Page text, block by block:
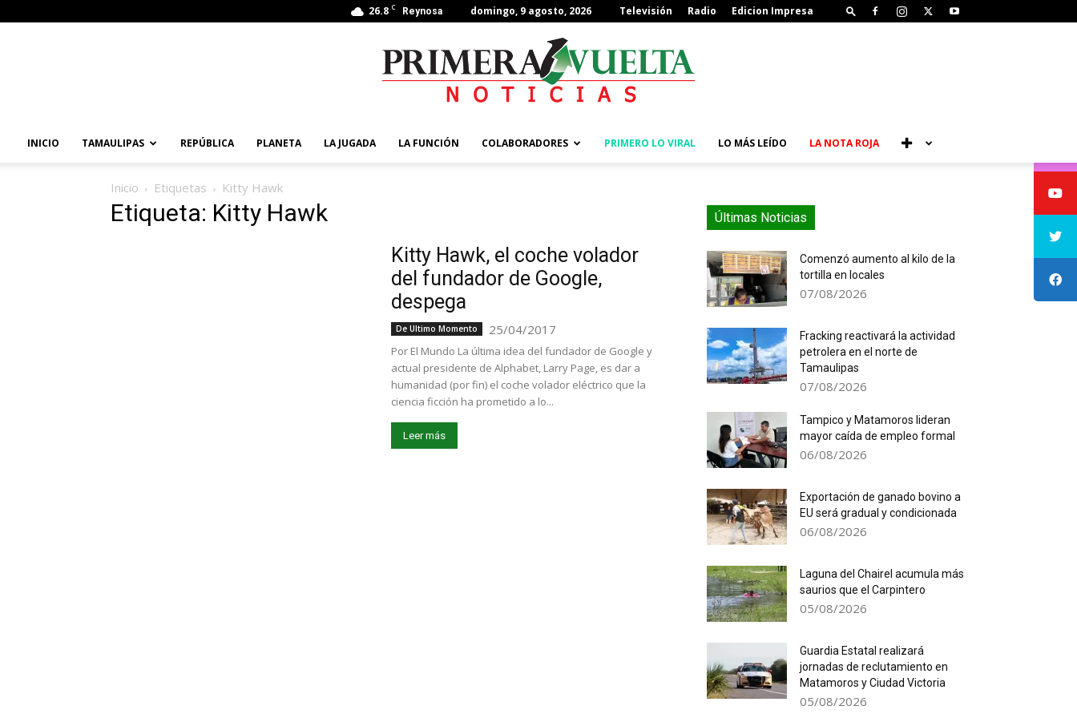
26.8 C Reynosa domingo, 9 agosto, 2026 Televisión Radio Edicion Impresa
INICIO TAMAULIPAS REPÚBLICA PLANETA LA JUGADA LA FUNCIÓN COLABORADORES PRIMERO LO VIRAL LO MÁS LEÍDO LA NOTA ROJA
Inicio Etiquetas Kitty Hawk
Etiqueta: Kitty Hawk
Kitty Hawk, el coche volador
del fundador de Google,
despega
De Ultimo Momento 25/04/2017
Por El Mundo La última idea del fundador de Google y
actual presidente de Alphabet, Larry Page, es dar a
humanidad (por fin) el coche volador eléctrico que la
ciencia ficción ha prometido a lo...
Leer más
Últimas Noticias
Comenzó aumento al kilo de la
tortilla en locales
07/08/2026
Fracking reactivará la actividad
petrolera en el norte de
Tamaulipas
07/08/2026
Tampico y Matamoros lideran
mayor caída de empleo formal
06/08/2026
Exportación de ganado bovino a
EU será gradual y condicionada
06/08/2026
Laguna del Chairel acumula más
saurios que el Carpintero
05/08/2026
Guardia Estatal realizará
jornadas de reclutamiento en
Matamoros y Ciudad Victoria
05/08/2026